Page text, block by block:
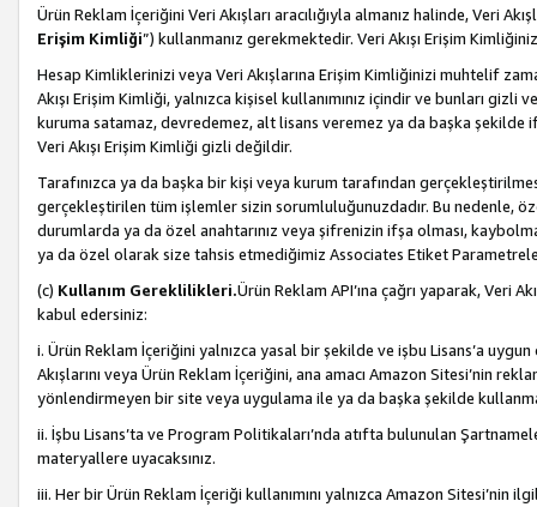
Ürün Reklam İçeriğini Veri Akışları aracılığıyla almanız halinde, Veri
Erişim Kimliği”) kullanmanız gerekmektedir. Veri Akışı Erişim
Hesap Kimliklerinizi veya Veri Akışlarına Erişim Kimliğinizi muhtelif
Akışı Erişim Kimliği, yalnızca kişisel kullanımınız içindir ve bunları
kuruma satamaz, devredemez, alt lisans veremez ya da başka şekilde
Veri Akışı Erişim Kimliği gizli değildir.
Tarafınızca ya da başka bir kişi veya kurum tarafından
gerçekleştirilen tüm işlemler sizin sorumluluğunuzdadır. Bu nedenle,
durumlarda ya da özel anahtarınız veya şifrenizin ifşa olması,
ya da özel olarak size tahsis etmediğimiz Associates Etiket
(c) Kullanım Gereklilikleri.Ürün Reklam API’ına çağrı yaparak, Veri
kabul edersiniz:
i. Ürün Reklam İçeriğini yalnızca yasal bir şekilde ve işbu Lisans’a uygun
Akışlarını veya Ürün Reklam İçeriğini, ana amacı Amazon Sitesi’nin
yönlendirmeyen bir site veya uygulama ile ya da başka şekilde
ii. İşbu Lisans’ta ve Program Politikaları’nda atıfta bulunulan
materyallere uyacaksınız.
iii. Her bir Ürün Reklam İçeriği kullanımını yalnızca Amazon